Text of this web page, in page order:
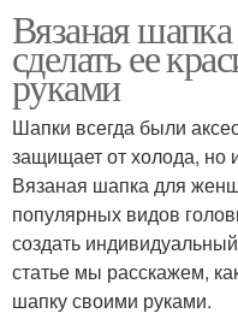
Вязаная
сделать ее
руками
Шапки всегда были
защищает от холода, но
Вязаная шапка для
популярных видов
создать
статье мы расскажем,
шапку своими руками.